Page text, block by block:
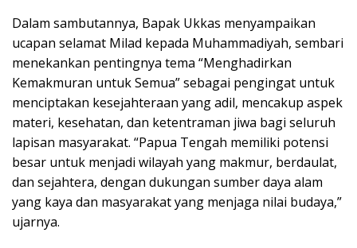
Dalam sambutannya, Bapak Ukkas menyampaikan
ucapan selamat Milad kepada Muhammadiyah, sembari
menekankan pentingnya tema “Menghadirkan
Kemakmuran untuk Semua” sebagai pengingat untuk
menciptakan kesejahteraan yang adil, mencakup aspek
materi, kesehatan, dan ketentraman jiwa bagi seluruh
lapisan masyarakat. “Papua Tengah memiliki potensi
besar untuk menjadi wilayah yang makmur, berdaulat,
dan sejahtera, dengan dukungan sumber daya alam
yang kaya dan masyarakat yang menjaga nilai budaya,”
ujarnya.